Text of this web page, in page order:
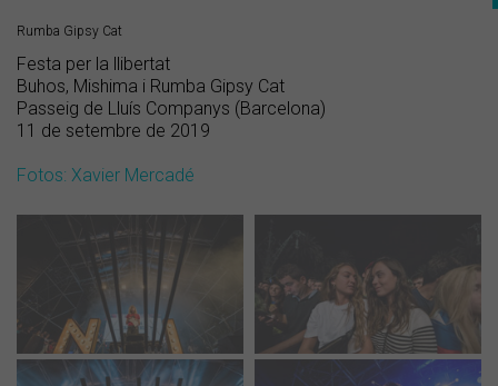
Rumba Gipsy Cat
Festa per la llibertat
Buhos, Mishima i Rumba Gipsy Cat
Passeig de Lluís Companys (Barcelona)
11 de setembre de 2019
Fotos: Xavier Mercadé